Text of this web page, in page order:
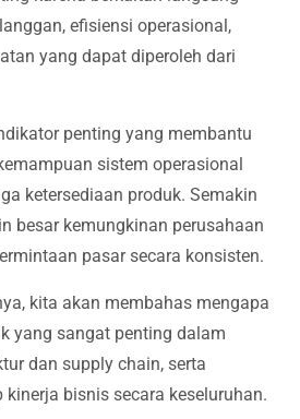
efisiensi operasional,
yang dapat diperoleh dari
penting yang membantu
sistem operasional
ketersediaan produk. Semakin
besar kemungkinan perusahaan
pasar secara konsisten.
kita akan membahas mengapa
yang sangat penting dalam
dan supply chain, serta
bisnis secara keseluruhan.